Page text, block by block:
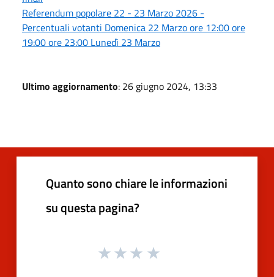
Referendum popolare 22 - 23 Marzo 2026 -
Percentuali votanti Domenica 22 Marzo ore 12:00 ore
19:00 ore 23:00 Lunedì 23 Marzo
Ultimo aggiornamento: 26 giugno 2024, 13:33
Quanto sono chiare le informazioni
su questa pagina?